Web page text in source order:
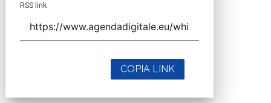
RSS link
COPIA LINK